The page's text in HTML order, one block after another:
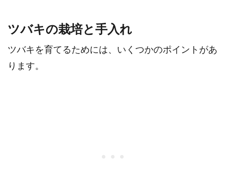
ツバキの栽培と手入れ
ツバキを育てるためには、いくつかのポイントがあ
ります。